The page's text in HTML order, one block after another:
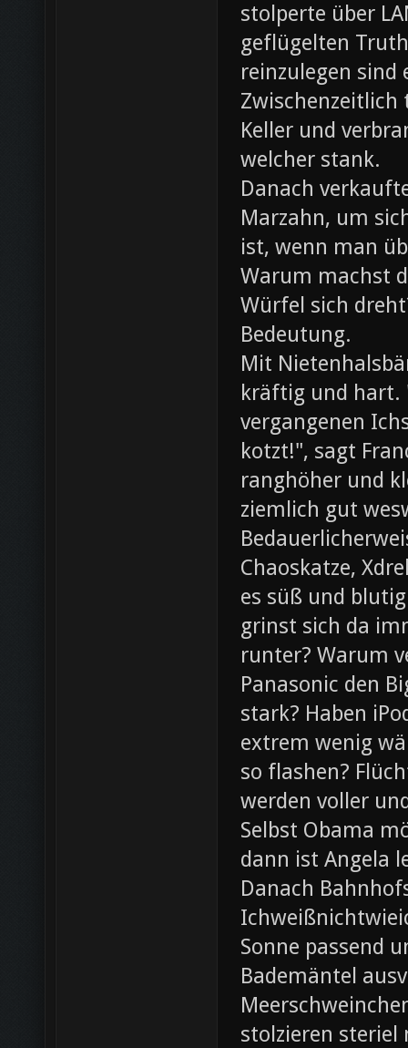
stolperte über
geflügelten
reinzulegen sind
Zwischenzeitlich
Keller und
welcher stank.
Danach
Marzahn, um
ist, wenn man
Warum machst
Würfel sich
Bedeutung.
Mit
kräftig und hart.
vergangenen
kotzt!", sagt
ranghöher und
ziemlich gut
Chaoskatze,
es süß und
grinst sich da
runter? Warum
Panasonic den
stark? Haben
extrem wenig
so flashen?
werden voller
Selbst Obama
dann ist Angela
Danach
Sonne passend
Bademäntel
stolzieren steriel